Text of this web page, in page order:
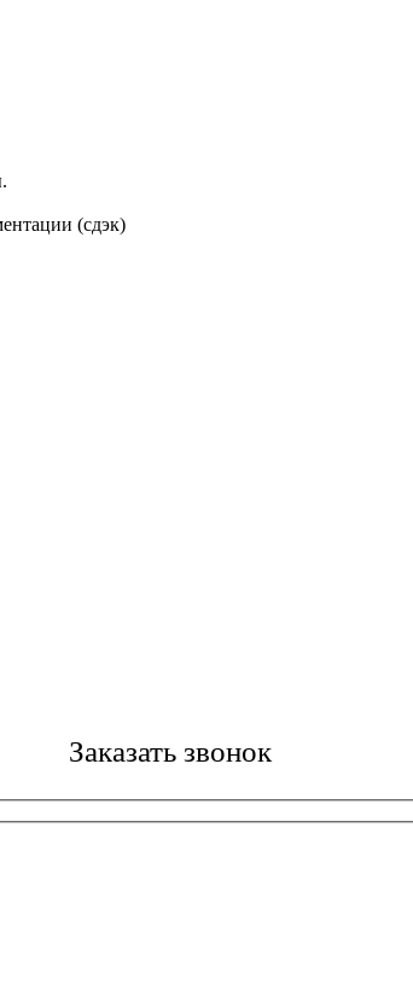
(сдэк)
Заказать звонок